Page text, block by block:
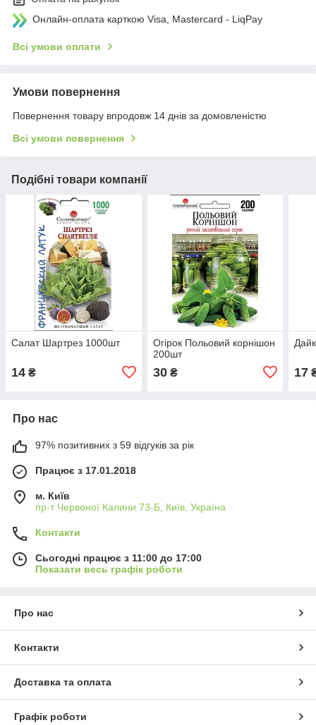
Онлайн-оплата карткою Visa, Mastercard - LiqPay
Всі умови оплати
Умови повернення
Повернення товару впродовж 14 днів за домовленістю
Всі умови повернення
Подібні товари компанії
Салат Шартрез 1000шт
14 ₴
Огірок Польовий корнішон
200шт
30₴ 17
Про нас
97% позитивних з 59 відгуків за рік
Працює з 17.01.2018
м. Київ
пр-т Червоної Калини 73-Б, Київ, Україна
Контакти
Сьогодні працює з 11:00 до 17:00
Показати весь графік роботи
Про нас
Контакти
Доставка та оплата
Графік роботи